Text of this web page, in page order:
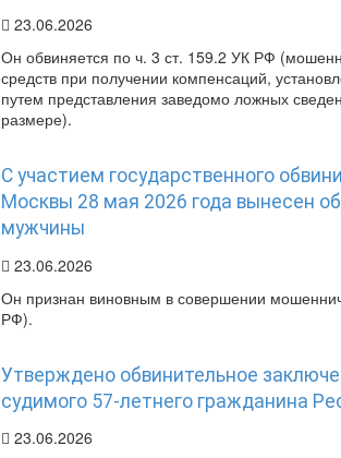
23.06.2026
Он обвиняется по ч. 3 ст. 159.2 УК РФ
средств при получении компенсаций,
путем представления заведомо ложных
размере).
С участием государственного
Москвы 28 мая 2026 года вынесен
мужчины
23.06.2026
Он признан виновным в совершении
РФ).
Утверждено обвинительное
судимого 57-летнего гражданина
23.06.2026